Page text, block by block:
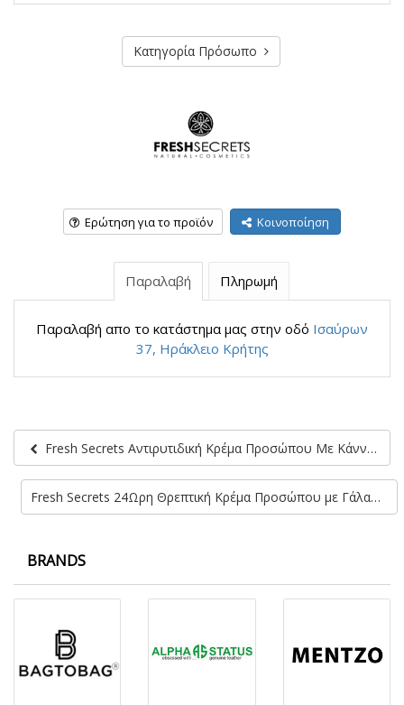
Κατηγορία Πρόσωπο
Ερώτηση για το προϊόν Κοινοποίηση
Παραλαβή Πληρωμή
Παραλαβή απο το κατάστημα μας στην οδό Ισαύρων
37, Ηράκλειο Κρήτης
Fresh Secrets Αντιρυτιδική Κρέμα Προσώπου Με Κάνναβη
Fresh Secrets 24Ωρη Θρεπτική Κρέμα Προσώπου με Γάλα Γαϊδούρας
BRANDS